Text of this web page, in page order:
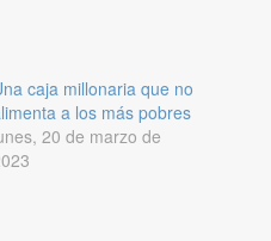
caja millonaria que no
a los más pobres
20 de marzo de